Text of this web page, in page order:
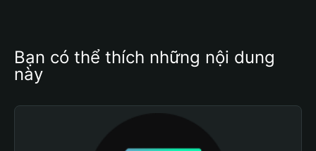
Bạn có thể thích những nội dung
này